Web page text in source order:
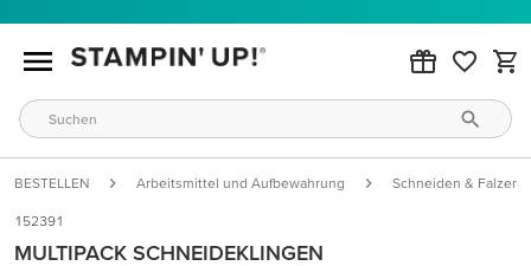
BESTELLEN Arbeitsmittel und Aufbewahrung Schneiden & Falzen
152391
MULTIPACK SCHNEIDEKLINGEN